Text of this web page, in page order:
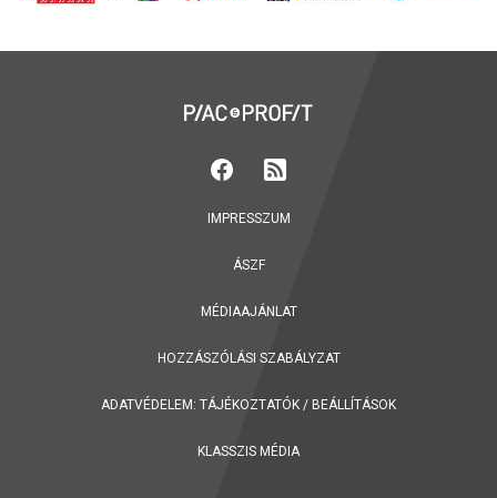
IMPRESSZUM
ÁSZF
MÉDIAAJÁNLAT
HOZZÁSZÓLÁSI SZABÁLYZAT
ADATVÉDELEM: TÁJÉKOZTATÓK / BEÁLLÍTÁSOK
KLASSZIS MÉDIA